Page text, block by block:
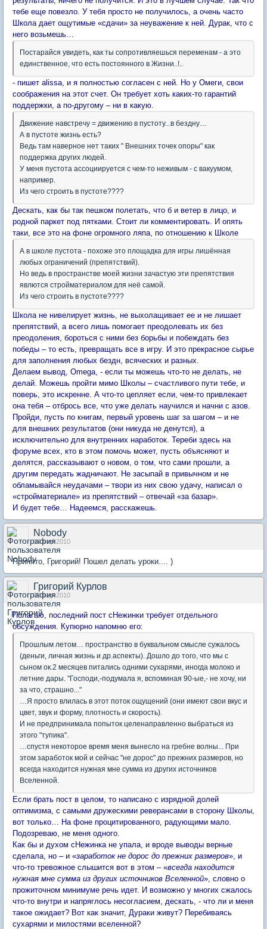
тебе еще повезло. У тебя просто не получилось, а очень часто
Школа дает ощутимые «сдачи» за неуважение к ней. Дурак, что с
него возьмешь…
Постарайся увидеть, как ты сопротивляешься переменам - а это
единственное, что есть постоянного в Жизни..!..
- пишет alissa, и я полностью согласен с ней. Но у Омеги, свои
соображения на этот счет. Он требует хоть каких-то гарантий
поддержки, а по-другому – ни в какую.
Движение навстречу = движению в пустоту...в бездну…
А в пустоте жизнь есть?
Ведь там наверное нет таких " Внешних точек опоры" как
поддержка других людей.
У меня пустота ассоциируется с чем-то неживым - с вакуумом,
например.
Из чего строить в пустоте????
Дескать, как бы так пешком полетать, что б и ветер в лицо, и
родной паркет под пятками. Стоит ли комментировать. И опять
таки, все это на фоне огромного ляпа, по отношению к Школе
А в школе пустота - похоже это площадка для игры лишённая
любых ограничений (препятствий).
Но ведь в пространстве моей жизни зачастую эти препятствия
явлются стройматериалом для неё самой.
Из чего строить в пустоте????
Школа не нивелирует жизнь, не выхолащивает ее и не лишает
препятствий, а всего лишь помогает преодолевать их без
преодоления, бороться с ними без борьбы и побеждать без
победы – то есть, превращать все в игру. И это прекрасное сырье
для заполнения любых бездн, всяческих и разных.
Делаем вывод, Omega, - если ты можешь что-то не делать, не
делай. Можешь пройти мимо Школы – счастливого пути тебе, и
поверь, это искренне. А что-то цепляет если, чем-то привлекает
она тебя – отбрось все, что уже делать научился и начни с азов.
Пройди, пусть по книгам, первый уровень шаг за шагом – и не
для внешних результатов (они никуда не денутся), а
исключительно для внутренних наработок. Тереби здесь на
форуме всех, кто в этом помочь может, пусть объясняют и
делятся, рассказывают о новом, о том, что сами прошли, а
другим передать жадничают. Не засыпай в привычном и не
обламывайся неудачами – твори из них свою удачу, написал о
«стройматериале» из препятствий – отвечай «за базар».
И будет тебе… Надеемся, расскажешь.
Nobody
04 мар 2010
Принято, Григорий! Пошел делать уроки.... )
Григорий Курлов
09 мар 2010
Полагаю, последний пост сНежинки требует отдельного
обсуждения. Купюрно напомню его:
Прошлым летом… пространство в буквальном смысле сужалось
(деньги, личная жизнь и др.аспекты). Дошло до того, что мы с
сыном ок.2 месяцев питались одними сухарями, иногда молоко и
летние дары. "Господи,-подумала я, вспоминая 90-ые,- не хочу, ни
за что, страшно..."
…Я просто влилась в этот поток ощущений (они имеют свои вкус и
цвет, звук и форму, плотность и скорость).
И не предпринимала попыток целенаправленно выбраться из
этого "тупика".
…спустя некоторое время меня вынесло на гребне волны... При
этом заработок мой и сейчас "не дорос" до прежних размеров, но
всегда находится нужная мне сумма из других источников
Вселенной.
Если брать пост в целом, то написано с изрядной долей
оптимизма, с самыми дружескими реверансами в сторону Школы,
вот только… На фоне процитированного, радующими мало.
Подозреваю, не меня одного.
Как бы и духом сНежинка не упала, и вроде выводы верные
сделала, но – и «заработок не дорос до прежних размеров», и
что-то тревожное слышится вот в этом – «всегда находится
нужная мне сумма из других источников Вселенной», словно о
прожиточном минимуме речь идет. И возможно у многих сжалось
что-то внутри и напряглось несогласием, дескать, - что ли и меня
такое ожидает? Вот как значит, Дураки живут? Перебиваясь
сухарями и милостями вселенной?